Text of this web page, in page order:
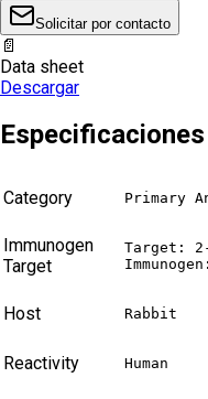
Solicitar por contacto
📄
Data sheet
Descargar
Category Primary
Immunogen
Target
Target: 2-
Host Rabbit
Reactivity Human